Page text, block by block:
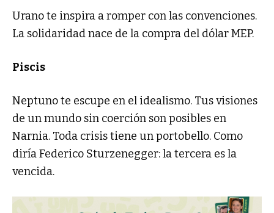
Urano te inspira a romper con las convenciones.
La solidaridad nace de la compra del dólar MEP.
Piscis
Neptuno te escupe en el idealismo. Tus visiones
de un mundo sin coerción son posibles en
Narnia. Toda crisis tiene un portobello. Como
diría Federico Sturzenegger: la tercera es la
vencida.